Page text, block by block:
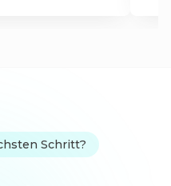
Schritt?